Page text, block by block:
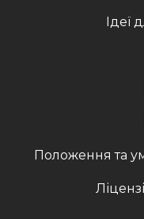
Ідеї
Положення та